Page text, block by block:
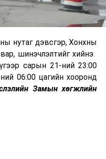
нутаг дэвсгэр, Хонхны
шинэчлэлтийг хийнэ.
сарын 21-ний 23:00
06:00 цагийн хооронд
Замын хөгжлийн